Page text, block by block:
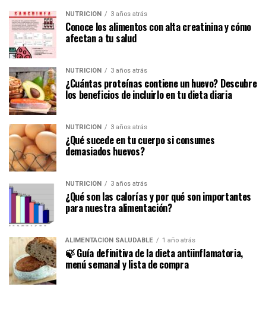
NUTRICIÓN 3 años atrás
Conoce los alimentos con alta creatinina y cómo
afectan a tu salud
NUTRICIÓN 3 años atrás
¿Cuántas proteínas contiene un huevo? Descubre
los beneficios de incluirlo en tu dieta diaria
NUTRICIÓN 3 años atrás
¿Qué sucede en tu cuerpo si consumes
demasiados huevos?
NUTRICIÓN 3 años atrás
¿Qué son las calorías y por qué son importantes
para nuestra alimentación?
ALIMENTACIÓN SALUDABLE 1 año atrás
🍃 Guía definitiva de la dieta antiinflamatoria,
menú semanal y lista de compra